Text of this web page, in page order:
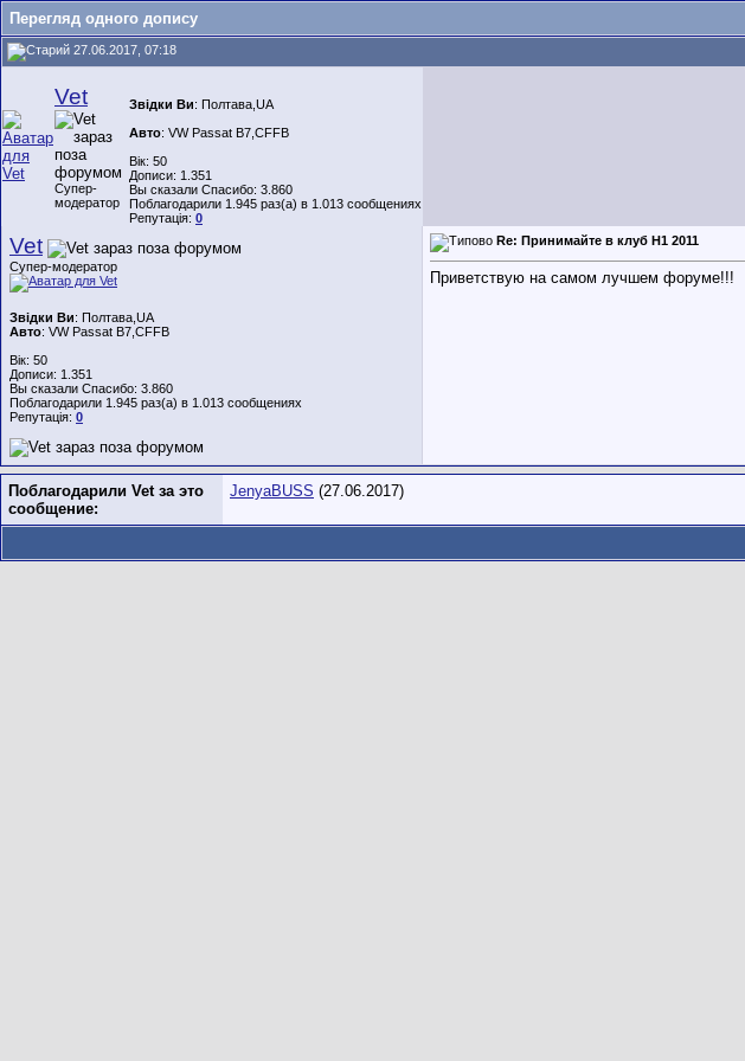
Перегляд одного допису
27.06.2017, 07:18
Vet
Супер-
модератор
Звідки Ви: Полтава,UA
Авто: VW Passat B7,CFFB
Вік: 50
Дописи: 1.351
Вы сказали Спасибо: 3.860
Поблагодарили 1.945 раз(а) в 1.013 сообщениях
Репутація: 0
Vet
Супер-модератор
Звідки Ви: Полтава,UA
Авто: VW Passat B7,CFFB
Вік: 50
Дописи: 1.351
Вы сказали Спасибо: 3.860
Поблагодарили 1.945 раз(а) в 1.013 сообщениях
Репутація: 0
Re: Принимайте в клуб H1 2011
Приветствую на самом лучшем форуме!!!
Поблагодарили Vet за это
сообщение:
JenyaBUSS (27.06.2017)